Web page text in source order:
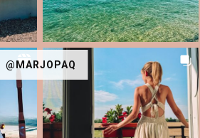
@MARJOPAQ